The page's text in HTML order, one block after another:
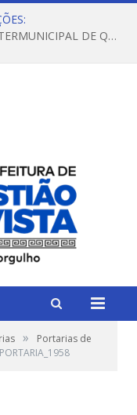
REGULAMENTO DO X CONCURSO INTERMUNICIPAL DE QUADRILHAS JUNINAS – 2026 – ARRAIÁ DA VENEZA
»
Portarias de
PORTARIA_1958